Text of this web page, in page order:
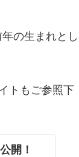
の生まれとし
トもご参照下
開！